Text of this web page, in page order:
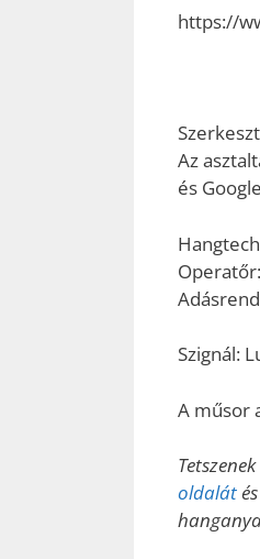
https://
Az
és
Szignál:
A műsor
oldalátés